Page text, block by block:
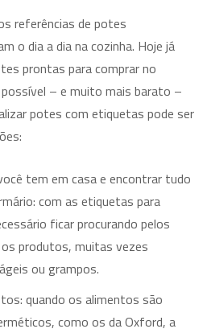
referências de potes
o dia a dia na cozinha. Hoje já
prontas para comprar no
– e muito mais barato –
potes com etiquetas pode ser
tem em casa e encontrar tudo
com as etiquetas para
ficar procurando pelos
produtos, muitas vezes
ou grampos.
quando os alimentos são
como os da Oxford, a